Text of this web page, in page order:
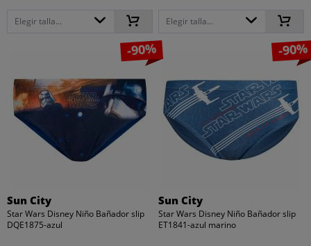
Elegir talla... Elegir talla...
-90%
Sun City
Star Wars Disney Niño Bañador slip
DQE1875-azul
-90%
Sun City
Star Wars Disney Niño Bañador slip
ET1841-azul marino